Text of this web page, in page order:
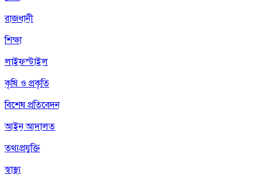
রাজধানী
শিক্ষা
লাইফস্টাইল
কৃষি ও প্রকৃতি
বিশেষ প্রতিবেদন
আইন আদালত
তথ্যপ্রযুক্তি
স্বাস্থ্য